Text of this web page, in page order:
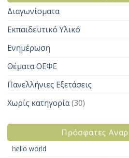
Διαγωνίσματα
Εκπαιδευτικό Υλικό
Ενημέρωση
Θέματα ΟΕΦΕ
Πανελλήνιες Εξετάσεις
Χωρίς κατηγορία(30)
Πρόσφατες
hello world